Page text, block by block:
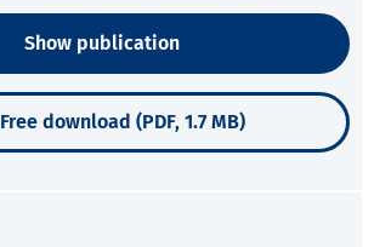
Show publication
Free download (PDF, 1.7 MB)